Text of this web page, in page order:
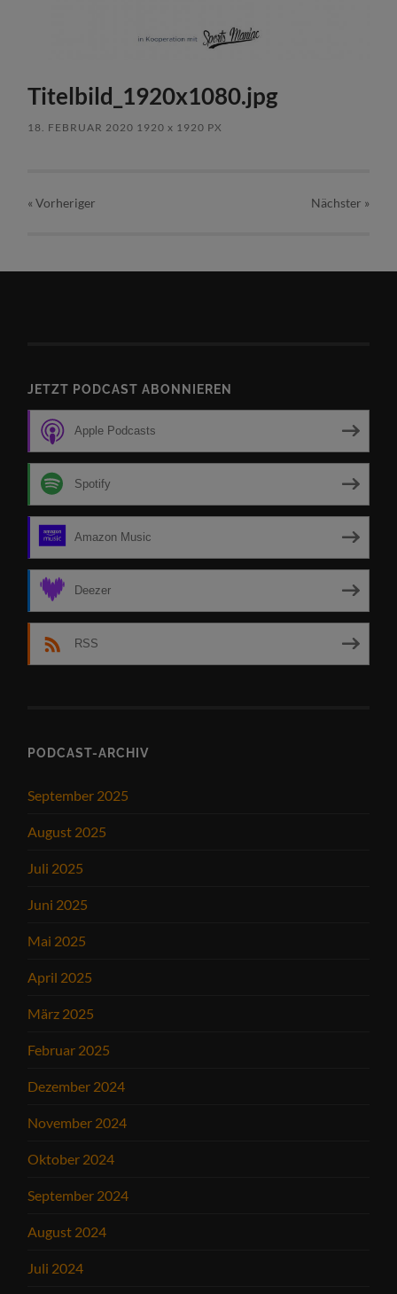
Titelbild_1920x1080.jpg
18. FEBRUAR 2020 1920x 1920 PX
« Vorheriger Nächster »
JETZT PODCAST ABONNIEREN
Apple Podcasts
Spotify
Amazon Music
Deezer
RSS
PODCAST-ARCHIV
September 2025
August 2025
Juli 2025
Juni 2025
Mai 2025
April 2025
März 2025
Februar 2025
Dezember 2024
November 2024
Oktober 2024
September 2024
August 2024
Juli 2024